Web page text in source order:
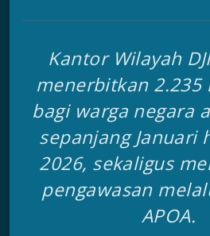
Kantor Wilayah
menerbitkan 2.235
bagi warga negara
sepanjang Januari
2026, sekaligus
pengawasan
APOA.